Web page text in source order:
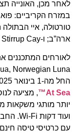
לאחר מכן, האונייה
במזרח הקריביים:
טורטולה, איי הבתולה
ארה”ב; ו-Great Stirrup Cay.
לאורחים המתכננים
החל מה-1 בינואר 2025, התוכנית החדשה של החברה,
At Sea™
, מציעה
יותר מותגי משקאות
עם כרטיסי טיסה חינם